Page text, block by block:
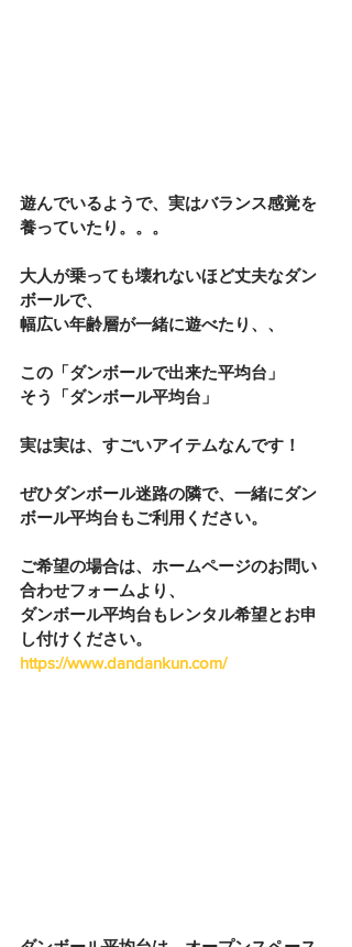
遊んでいるようで、実はバランス感覚を
養っていたり。。。
大人が乗っても壊れないほど丈夫なダン
ボールで、
幅広い年齢層が一緒に遊べたり、、
この「ダンボールで出来た平均台」
そう「ダンボール平均台」
実は実は、すごいアイテムなんです！
ぜひダンボール迷路の隣で、一緒にダン
ボール平均台もご利用ください。
ご希望の場合は、ホームページのお問い
合わせフォームより、
ダンボール平均台もレンタル希望とお申
し付けください。
https://www.dandankun.com/